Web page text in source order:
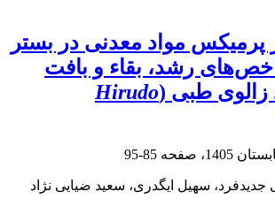
پرمیکس مواد معدنی در بستر
رشد، بقاء و بافت
زالوی طبی (Hirudo
85-95
جدیدفرد، سهیل ایگدری، سعید ضیایی نژاد